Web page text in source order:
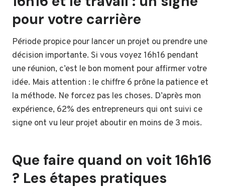
pour votre carrière
Période propice pour lancer un projet ou prendre une
décision importante. Si vous voyez 16h16 pendant
une réunion, c’est le bon moment pour affirmer votre
idée. Mais attention : le chiffre 6 prône la patience et
la méthode. Ne forcez pas les choses. D’après mon
expérience, 62% des entrepreneurs qui ont suivi ce
signe ont vu leur projet aboutir en moins de 3 mois.
Que faire quand on voit 16h16
? Les étapes pratiques